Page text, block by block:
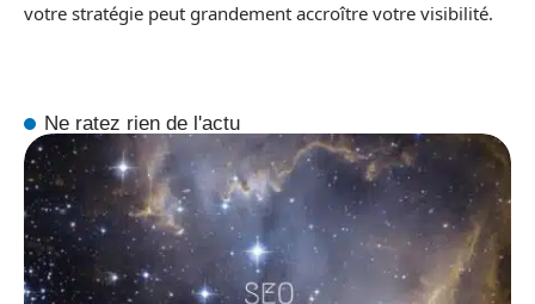
votre stratégie peut grandement accroître votre visibilité.
Ne ratez rien de l'actu